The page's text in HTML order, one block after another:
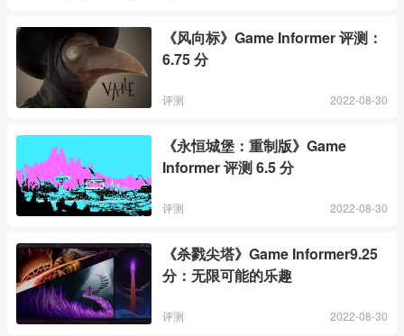
《风向标》Game Informer 评测：
6.75 分
评测 2022-08-30
《永恒城堡：重制版》Game
Informer 评测 6.5 分
评测 2022-08-30
《杀戮尖塔》Game Informer9.25
分：无限可能的乐趣
评测 2022-08-30